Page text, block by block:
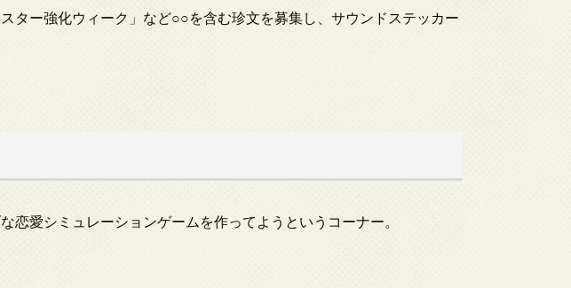
ター強化ウィーク」など○○を含む珍文を募集し、サウンドステッカー
恋愛シミュレーションゲームを作ってようというコーナー。